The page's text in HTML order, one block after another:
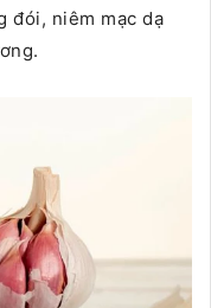
đói, niêm mạc dạ